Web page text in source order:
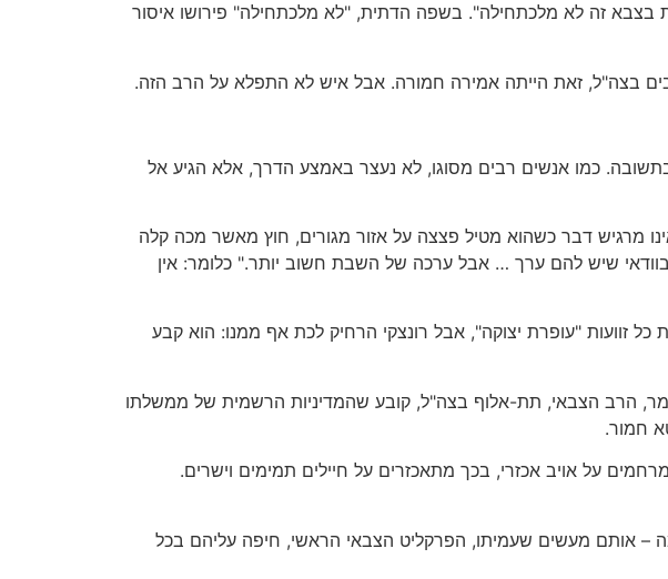
בצבא זה לא מלכתחילה". בשפה הדתית, "לא מלכתחילה" פירושו איסור
בצה"ל, זאת הייתה אמירה חמורה. אבל איש לא התפלא על הרב הזה.
כמו אנשים רבים מסוגו, לא נעצר באמצע הדרך, אלא הגיע אל
מרגיש דבר כשהוא מטיל פצצה על אזור מגורים, חוץ מאשר מכה קלה
שיש להם ערך … אבל ערכה של השבת חשוב יותר." כלומר: אין
זוועות "עופרת יצוקה", אבל רונצקי הרחיק לכת אף ממנו: הוא קבע
הרב הצבאי, תת-אלוף בצה"ל, קובע שהמדיניות הרשמית של ממשלתו
חמור.
על אויב אכזרי, בכך מתאכזרים על חיילים תמימים וישרים.
– אותם מעשים שעמיתו, הפרקליט הצבאי הראשי, חיפה עליהם בכל